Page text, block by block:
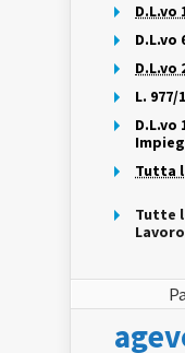
D.L.vo
D.L.vo
D.L.vo
L.
D.L.vo
Tutta
Tutte
Lavoro